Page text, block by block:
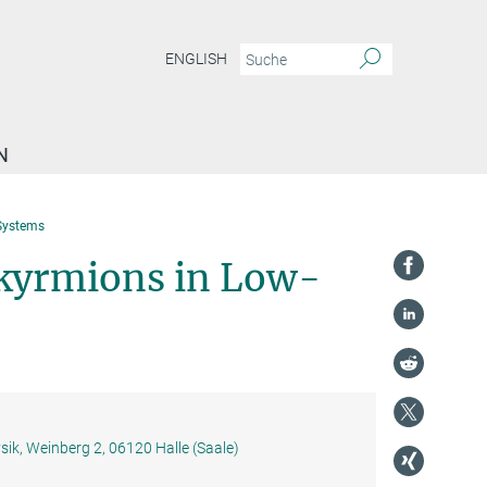
ENGLISH
in Low-
Weinberg 2, 06120 Halle (Saale)